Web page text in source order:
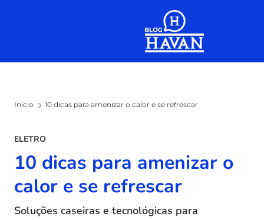
Início 10 dicas para amenizar o calor e se refrescar
ELETRO
10 dicas para amenizar o
calor e se refrescar
Soluções caseiras e tecnológicas para